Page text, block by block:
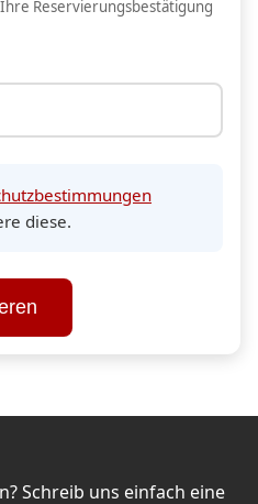
Reservierungsbestätigung
diese.
Schreib uns einfach eine